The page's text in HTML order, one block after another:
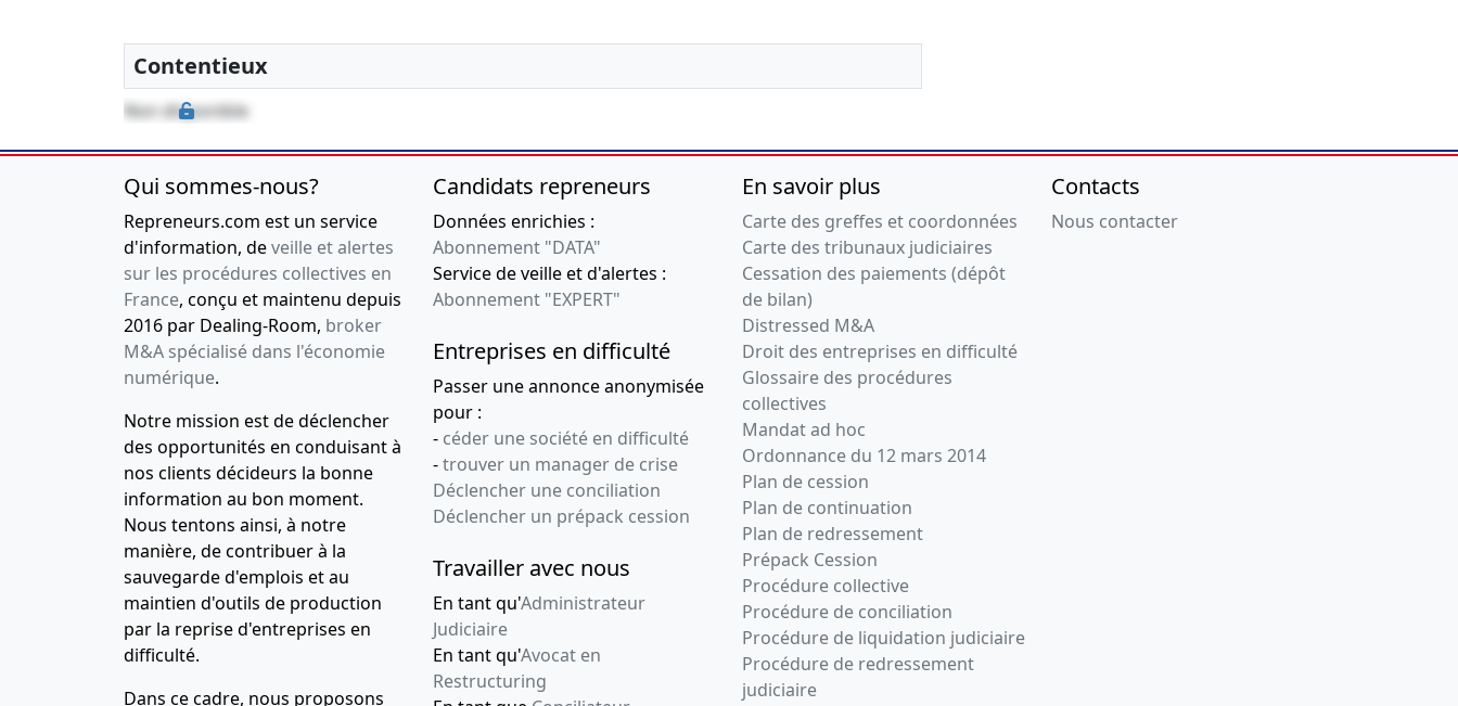
Contentieux
Non disponible
Qui sommes-nous?
Repreneurs.com est un service
d'information, deveille et alertes
sur les procédures collectives en
France, conçu et maintenu depuis
2016 par Dealing-Room, broker
M&A spécialisé dans l'économie
numérique.
Notre mission est de déclencher
des opportunités en conduisant à
nos clients décideurs la bonne
information au bon moment.
Nous tentons ainsi, à notre
manière, de contribuer à la
sauvegarde d'emplois et au
maintien d'outils de production
par la reprise d'entreprises en
difficulté.
Dans ce cadre, nous proposons
Candidats repreneurs
Données enrichies :
Abonnement "DATA"
Service de veille et d'alertes :
Abonnement "EXPERT"
Entreprises en difficulté
Passer une annonce anonymisée
pour :
- céder une société en difficulté
-trouver un manager de crise
Déclencher une conciliation
Déclencher un prépack cession
Travailler avec nous
En tant qu'Administrateur
Judiciaire
En tant qu'Avocat en
Restructuring
En savoir plus
Carte des greffes et coordonnées
Carte des tribunaux judiciaires
Cessation des paiements (dépôt
de bilan)
Distressed M&A
Droit des entreprises en difficulté
Glossaire des procédures
collectives
Mandat ad hoc
Ordonnance du 12 mars 2014
Plan de cession
Plan de continuation
Plan de redressement
Prépack Cession
Procédure collective
Procédure de conciliation
Procédure de liquidation judiciaire
Procédure de redressement
judiciaire
Contacts
Nous contacter